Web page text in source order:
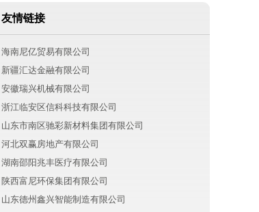
友情链接
海南尼亿贸易有限公司
新疆汇达金融有限公司
安徽瑞兴机械有限公司
浙江临安区信科科技有限公司
山东市南区驰彩新材料集团有限公司
河北双赢房地产有限公司
湖南邵阳兆丰医疗有限公司
陕西富尼环保集团有限公司
山东德州鑫兴智能制造有限公司